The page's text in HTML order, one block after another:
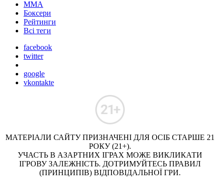
ММА
Боксери
Рейтинги
Всі теги
facebook
twitter
google
vkontakte
МАТЕРІАЛИ САЙТУ ПРИЗНАЧЕНІ ДЛЯ ОСІБ СТАРШЕ 21
РОКУ (21+).
УЧАСТЬ В АЗАРТНИХ ІГРАХ МОЖЕ ВИКЛИКАТИ
ІГРОВУ ЗАЛЕЖНІСТЬ. ДОТРИМУЙТЕСЬ ПРАВИЛ
(ПРИНЦИПІВ) ВІДПОВІДАЛЬНОЇ ГРИ.